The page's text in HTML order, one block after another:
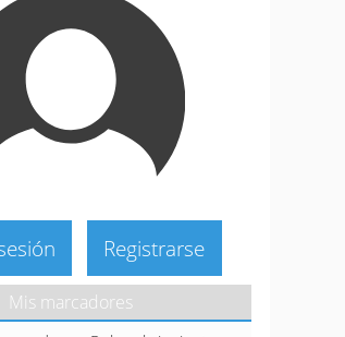
Registrarse
Mis marcadores